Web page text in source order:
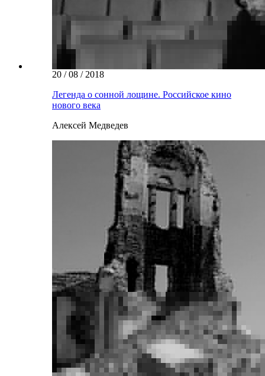
20 / 08 / 2018
Легенда о сонной лощине. Российское кино
нового века
Алексей Медведев